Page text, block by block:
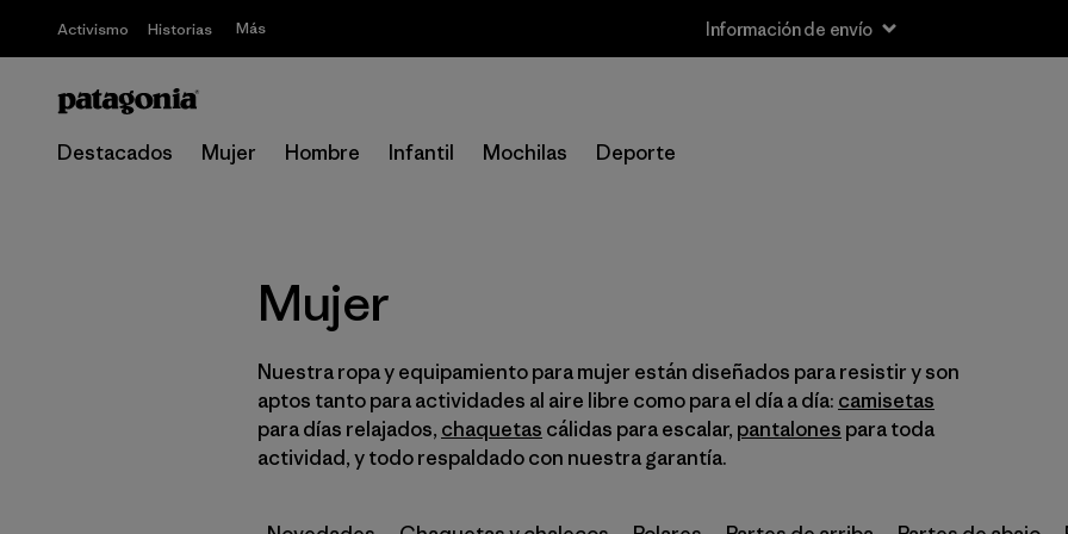
Activismo Historias Más Información de envío
Destacados Mujer Hombre Infantil Mochilas Deporte
L (215)
XL (185)
Mujer
Nuestra ropa y equipamiento para mujer están diseñados para resistir y son
aptos tanto para actividades al aire libre como para el día a día: camisetas
para días relajados, chaquetas cálidas para escalar, pantalones para toda
actividad, y todo respaldado con nuestra garantía.